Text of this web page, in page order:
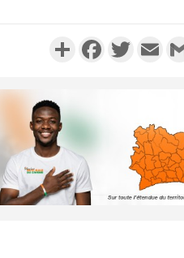
PartagerFacebookTwitter
Côte d'Ivoire
promet des
les